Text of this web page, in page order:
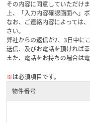
その内容に同意していただけ
上、「入力内容確認画面へ」
なお、ご連絡内容によっては
さい。
弊社からの返信が2、3日中に
送信、及びお電話を頂ければ幸
また、電話をお持ちの場合は
※は必須項目です。
物件番号